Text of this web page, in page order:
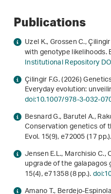
Publications
Uzel K., Grossen C.,
with genotype likelihoods.
Institutional Repository
Çilingir F.G. (2026)
Everyday evolution:
doi:10.1007/978-3-032-
Besnard G., Barutel A.,
Conservation genetics of
Evol.15(9), e72005 (17
Jensen E.L., Marchisio C.,
upgrade of the
15(4), e71358 (8 pp.).